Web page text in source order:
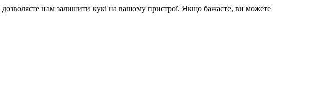
нам залишити кукі на вашому пристрої. Якщо бажаєте, ви можете